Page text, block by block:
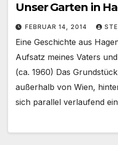
Unser Garten in
FEBRUAR 14, 2014
Eine Geschichte aus
Aufsatz meines Vaters
(ca. 1960) Das
außerhalb von Wien,
sich parallel verlaufend